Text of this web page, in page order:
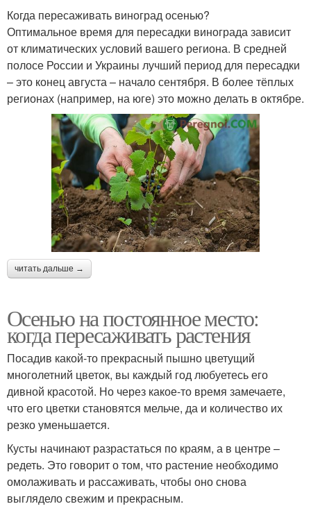
Когда пересаживать виноград осенью?
Оптимальное время для пересадки винограда зависит
от климатических условий вашего региона. В средней
полосе России и Украины лучший период для пересадки
– это конец августа – начало сентября. В более тёплых
регионах (например, на юге) это можно делать в октябре.
читать дальше →
Осенью на постоянное место:
когда пересаживать растения
Посадив какой-то прекрасный пышно цветущий
многолетний цветок, вы каждый год любуетесь его
дивной красотой. Но через какое-то время замечаете,
что его цветки становятся мельче, да и количество их
резко уменьшается.
Кусты начинают разрастаться по краям, а в центре –
редеть. Это говорит о том, что растение необходимо
омолаживать и рассаживать, чтобы оно снова
выглядело свежим и прекрасным.